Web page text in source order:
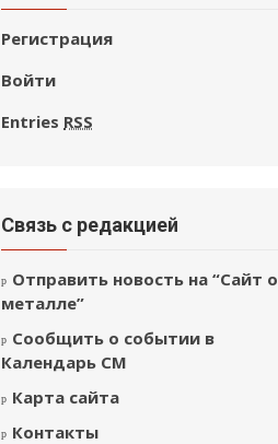
Регистрация
Войти
Entries RSS
Связь с редакцией
Отправить новость на “Сайт о
металле”
Сообщить о событии в
Календарь СМ
Карта сайта
Контакты